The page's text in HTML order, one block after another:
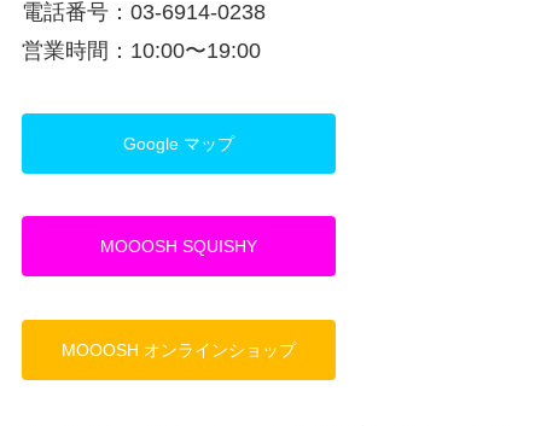
電話番号：03-6914-0238
営業時間：10:00〜19:00
Google マップ
MOOOSH SQUISHY
MOOOSH オンラインショップ